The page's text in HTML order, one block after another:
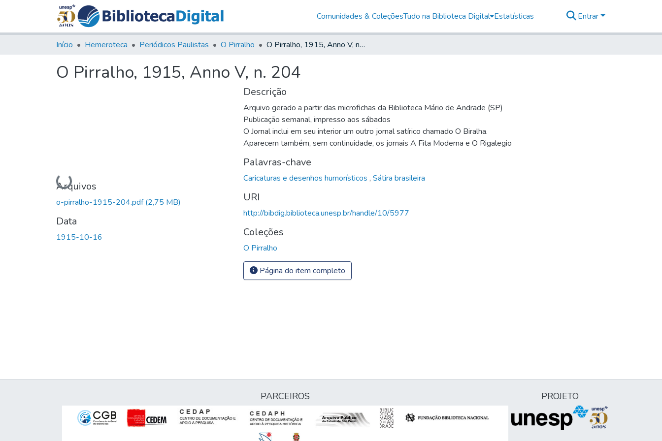
Comunidades & ColeçõesTudo na Biblioteca Digital Estatísticas Entrar
Início Hemeroteca Periódicos Paulistas O Pirralho O Pirralho, 1915, Anno V, n. 204
O Pirralho, 1915, Anno V, n. 204
Carregando...
Arquivos
o-pirralho-1915-204.pdf(2,75 MB)
Data
1915-10-16
Descrição
Arquivo gerado a partir das microfichas da Biblioteca Mário de Andrade (SP)
Publicação semanal, impresso aos sábados
O Jornal inclui em seu interior um outro jornal satírico chamado O Biralha.
Aparecem também, sem continuidade, os jornais A Fita Moderna e O Rigalegio
Palavras-chave
Caricaturas e desenhos humorísticos , Sátira brasileira
URI
http://bibdig.biblioteca.unesp.br/handle/10/5977
Coleções
O Pirralho
Página do item completo
PARCEIROS PROJETO